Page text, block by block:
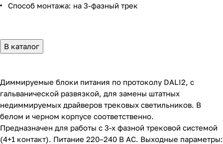
Способ монтажа: на 3-фазный трек
В каталог
Диммируемые блоки питания по протоколу DALI2, с
гальванической развязкой, для замены штатных
недиммируемых драйверов трековых светильников. В
белом и черном корпусе соответственно.
Предназначен для работы с 3-х фазной трековой системой
(4+1 контакт). Питание 220–240 В AC. Выходные параметры: